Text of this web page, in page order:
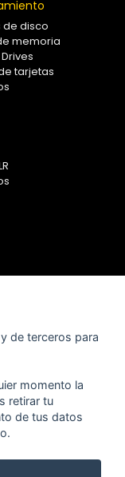
de disco
memoria
Drives
tarjetas
de terceros para
momento la
retirar tu
de tus datos